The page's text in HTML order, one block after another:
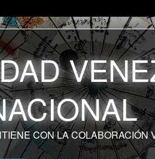
CON LA COLABORACIÓN